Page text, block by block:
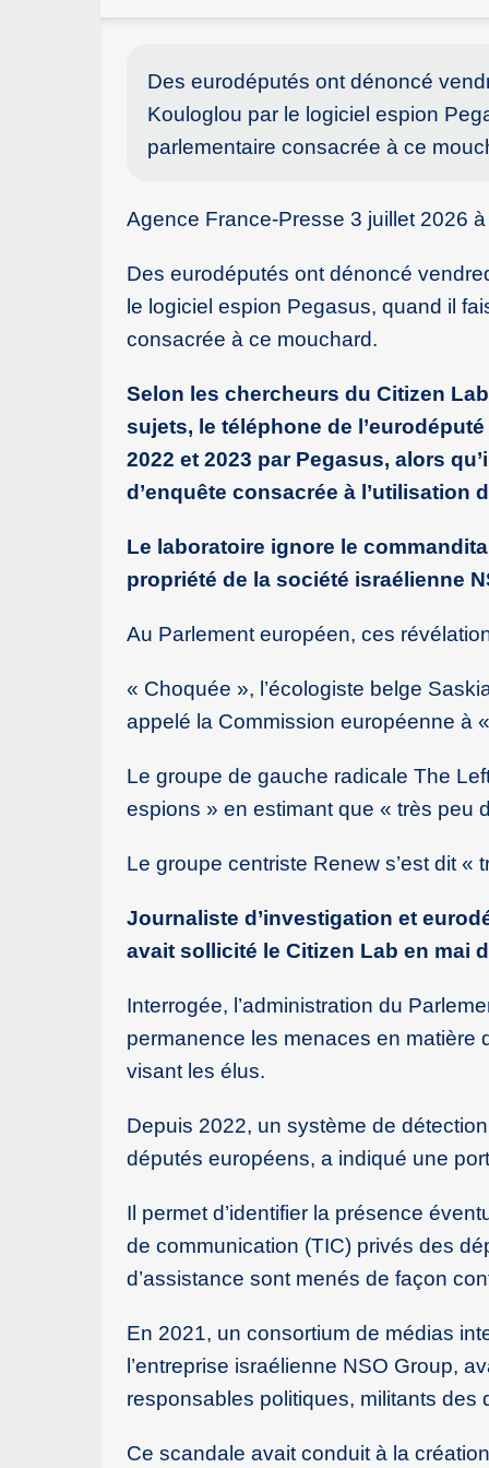
Des eurodéputés ont dénoncé
Kouloglou par le logiciel espion
parlementaire consacrée à ce
Agence France-Presse 3 juillet 2026
Des eurodéputés ont dénoncé
le logiciel espion Pegasus, quand il
consacrée à ce mouchard.
Selon les chercheurs du Citizen
sujets, le téléphone de
2022 et 2023 par Pegasus, alors
d’enquête consacrée à l’utilisation
Le laboratoire ignore le
propriété de la société israélienne
Au Parlement européen, ces
« Choquée », l’écologiste belge
appelé la Commission européenne à
Le groupe de gauche radicale The
espions » en estimant que « très peu
Le groupe centriste Renew s’est dit
Journaliste d’investigation et
avait sollicité le Citizen Lab en mai
Interrogée, l’administration du
permanence les menaces en matière
visant les élus.
Depuis 2022, un système de
députés européens, a indiqué une
Il permet d’identifier la présence
de communication (TIC) privés des
d’assistance sont menés de façon
En 2021, un consortium de médias
l’entreprise israélienne NSO Group,
responsables politiques, militants des
Ce scandale avait conduit à la